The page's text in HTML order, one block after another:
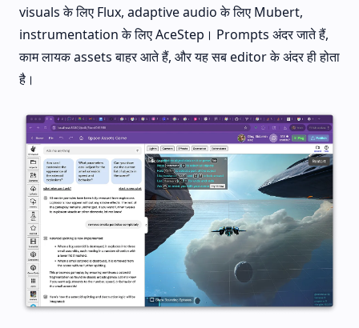
visuals के लिए Flux, adaptive audio के लिए Mubert,
instrumentation के लिए AceStep। Prompts अंदर जाते हैं,
काम लायक assets बाहर आते हैं, और यह सब editor के अंदर ही होता
है।